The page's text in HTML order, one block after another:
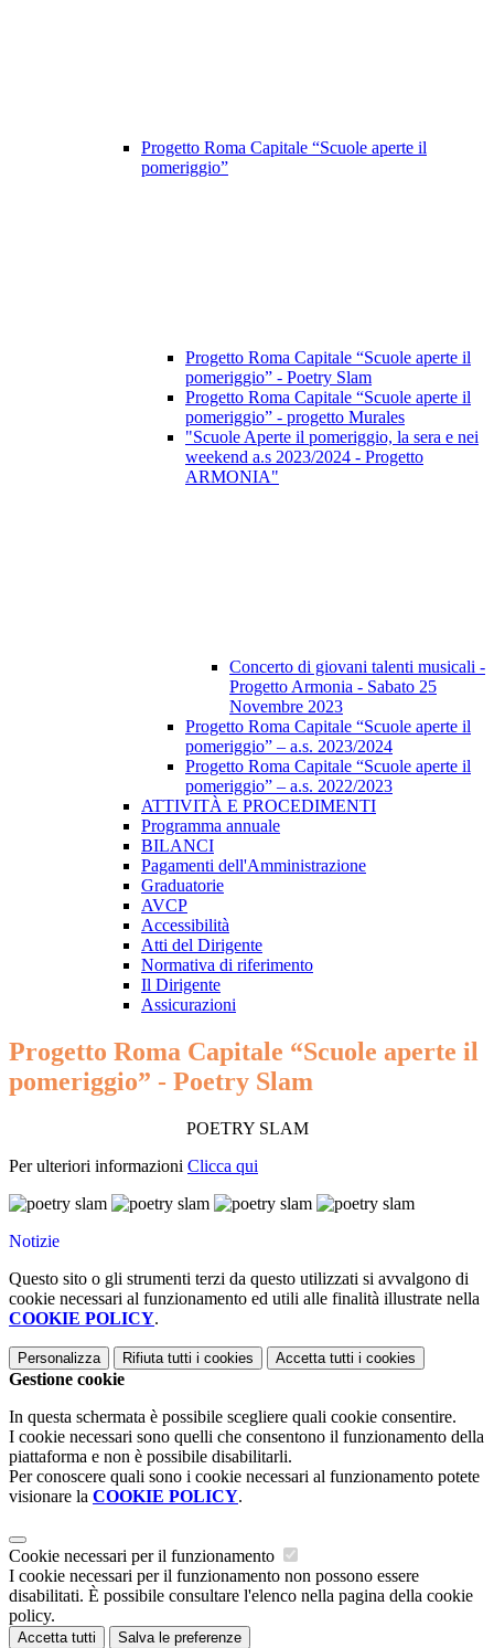
Progetto Roma Capitale “Scuole aperte il
pomeriggio”
Progetto Roma Capitale “Scuole aperte il
pomeriggio” - Poetry Slam
Progetto Roma Capitale “Scuole aperte il
pomeriggio” - progetto Murales
"Scuole Aperte il pomeriggio, la sera e nei
weekend a.s 2023/2024 - Progetto
ARMONIA"
Concerto di giovani talenti musicali -
Progetto Armonia - Sabato 25
Novembre 2023
Progetto Roma Capitale “Scuole aperte il
pomeriggio” – a.s. 2023/2024
Progetto Roma Capitale “Scuole aperte il
pomeriggio” – a.s. 2022/2023
ATTIVITÀ E PROCEDIMENTI
Programma annuale
BILANCI
Pagamenti dell'Amministrazione
Graduatorie
AVCP
Accessibilità
Atti del Dirigente
Normativa di riferimento
Il Dirigente
Assicurazioni
Progetto Roma Capitale “Scuole aperte il
pomeriggio” - Poetry Slam
POETRY SLAM
Per ulteriori informazioni Clicca qui
Notizie
Questo sito o gli strumenti terzi da questo utilizzati si avvalgono di
cookie necessari al funzionamento ed utili alle finalità illustrate nella
COOKIE POLICY.
Personalizza Rifiuta tutti i cookies Accetta tutti i cookies
Gestione cookie
In questa schermata è possibile scegliere quali cookie consentire.
I cookie necessari sono quelli che consentono il funzionamento della
piattaforma e non è possibile disabilitarli.
Per conoscere quali sono i cookie necessari al funzionamento potete
visionare la COOKIE POLICY.
Cookie necessari per il funzionamento
I cookie necessari per il funzionamento non possono essere
disabilitati. È possibile consultare l'elenco nella pagina della cookie
policy.
Accetta tutti Salva le preferenze